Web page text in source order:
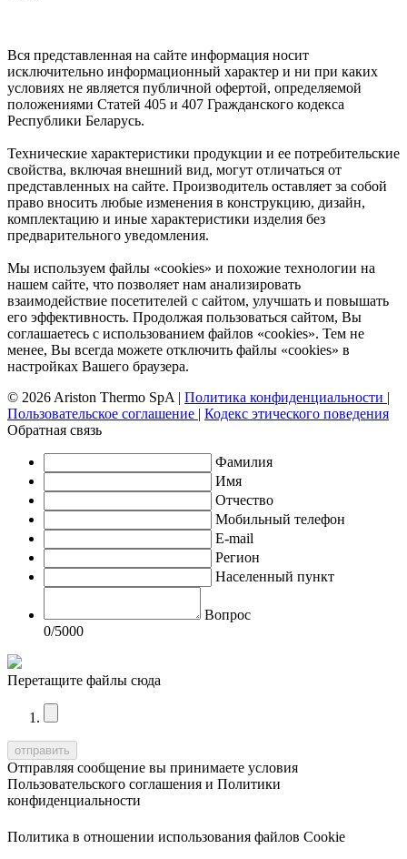
Вся представленная на сайте информация носит
исключительно информационный характер и ни при каких
условиях не является публичной офертой, определяемой
положениями Статей 405 и 407 Гражданского кодекса
Республики Беларусь.
Технические характеристики продукции и ее потребительские
свойства, включая внешний вид, могут отличаться от
представленных на сайте. Производитель оставляет за собой
право вносить любые изменения в конструкцию, дизайн,
комплектацию и иные характеристики изделия без
предварительного уведомления.
Мы используем файлы «cookies» и похожие технологии на
нашем сайте, что позволяет нам анализировать
взаимодействие посетителей с сайтом, улучшать и повышать
его эффективность. Продолжая пользоваться сайтом, Вы
соглашаетесь с использованием файлов «cookies». Тем не
менее, Вы всегда можете отключить файлы «cookies» в
настройках Вашего браузера.
© 2026 Ariston Thermo SpA | Политика конфиденциальности |
Пользовательское соглашение | Кодекс этического поведения
Обратная связь
Фамилия
Имя
Отчество
Мобильный телефон
E-mail
Регион
Населенный пункт
Вопрос
0/5000
Перетащите файлы сюда
Отправляя сообщение вы принимаете условия
Пользовательского соглашения и Политики
конфиденциальности
Политика в отношении использования файлов Cookie